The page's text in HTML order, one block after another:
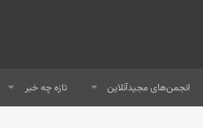
انجمن‌های مجیدآنلاین تازه چه خبر